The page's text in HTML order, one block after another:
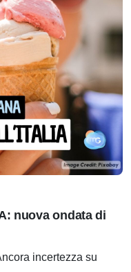
nuova ondata di
incertezza su